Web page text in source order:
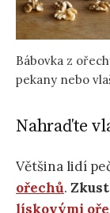
Bábovka z
pekany nebo
Nahraďte
Většina lidí
ořechů.
lískovými